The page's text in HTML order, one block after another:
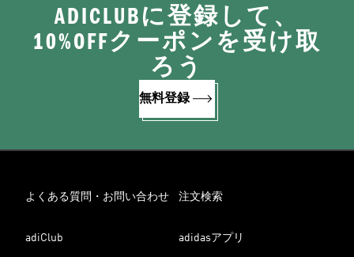
ADICLUBに登録して、
10%OFFクーポンを受け取
ろう
無料登録
よくある質問・お問い合わせ 注文検索
adiClub adidasアプリ